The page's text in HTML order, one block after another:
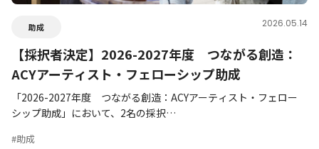
助成 2026.05.14
【採択者決定】2026-2027年度 つながる創造：
ACYアーティスト・フェローシップ助成
「2026-2027年度 つながる創造：ACYアーティスト・フェロー
シップ助成」において、2名の採択…
#助成